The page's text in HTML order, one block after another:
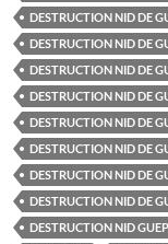
DESTRUCTION NID DE
DESTRUCTION NID DE
DESTRUCTION NID DE
DESTRUCTION NID DE
DESTRUCTION NID DE
DESTRUCTION NID DE
DESTRUCTION NID DE
DESTRUCTION NID DE
DESTRUCTION NID